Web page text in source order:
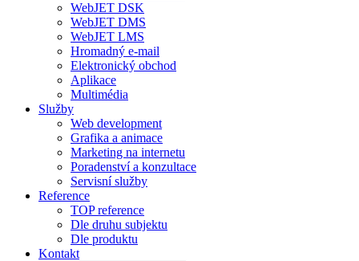
WebJET DSK
WebJET DMS
WebJET LMS
Hromadný e-mail
Elektronický obchod
Aplikace
Multimédia
Služby
Web development
Grafika a animace
Marketing na internetu
Poradenství a konzultace
Servisní služby
Reference
TOP reference
Dle druhu subjektu
Dle produktu
Kontakt